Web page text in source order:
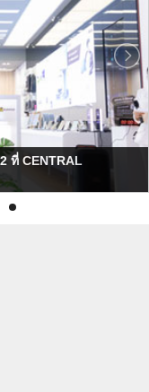
ที่ CENTRAL